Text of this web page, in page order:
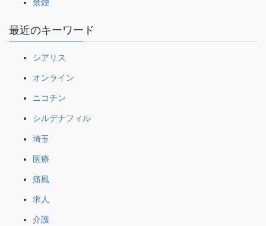
禁煙
最近のキーワード
シアリス
オンライン
ニコチン
シルデナフィル
埼玉
医療
痛風
求人
介護